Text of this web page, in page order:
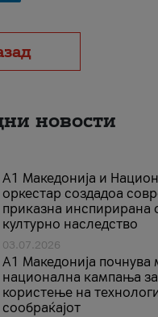
новости
А1 Македонија и
оркестар создадоа
приказна инспирирана
културно наследство
03.07.2026
A1 Македонија почнува
национална кампања
користење на
сообраќајот